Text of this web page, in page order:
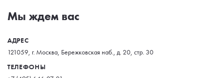
Мы ждем вас
АДРЕС
121059, г. Москва, Бережковская наб., д. 20, стр. 30
ТЕЛЕФОНЫ